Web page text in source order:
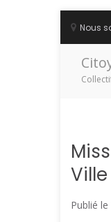
contenu
Nous
Publié le